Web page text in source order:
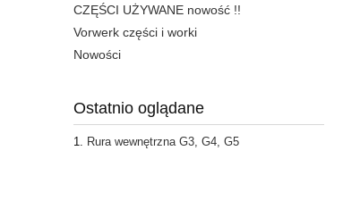
CZĘŚCI UŻYWANE nowość !!
Vorwerk części i worki
Nowości
Ostatnio oglądane
Rura wewnętrzna G3, G4, G5